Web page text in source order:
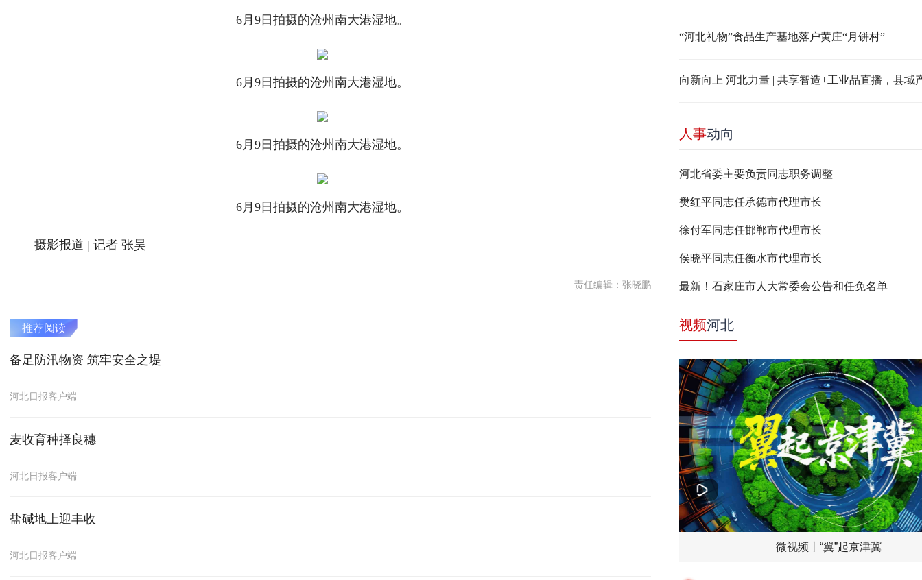
6月9日拍摄的沧州南大港湿地。
6月9日拍摄的沧州南大港湿地。
6月9日拍摄的沧州南大港湿地。
6月9日拍摄的沧州南大港湿地。
摄影报道 | 记者 张昊
责任编辑：张晓鹏
推荐阅读
备足防汛物资 筑牢安全之堤
河北日报客户端
麦收育种择良穗
河北日报客户端
盐碱地上迎丰收
河北日报客户端
“河北礼物”食品生产基地落户黄庄“月饼村”
人事动向
河北省委主要负责同志职务调整
樊红平同志任承德市代理市长
徐付军同志任邯郸市代理市长
侯晓平同志任衡水市代理市长
最新！石家庄市人大常委会公告和任免名单
视频河北
微视频丨“翼”起京津冀